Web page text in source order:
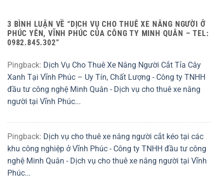
3 BÌNH LUẬN VỀ “DỊCH VỤ CHO THUÊ XE NÂNG NGƯỜI Ở
PHÚC YÊN, VĨNH PHÚC CỦA CÔNG TY MINH QUÂN – TEL:
0982.845.302”
Pingback: Dịch Vụ Cho Thuê Xe Nâng Người Cắt Tỉa Cây
Xanh Tại Vĩnh Phúc – Uy Tín, Chất Lượng - Công ty TNHH
đầu tư công nghệ Minh Quân - Dịch vụ cho thuê xe nâng
người tại Vĩnh Phúc...
Pingback: Dịch vụ cho thuê xe nâng người cắt kéo tại các
khu công nghiệp ở Vĩnh Phúc - Công ty TNHH đầu tư công
nghệ Minh Quân - Dịch vụ cho thuê xe nâng người tại Vĩnh
Phúc...